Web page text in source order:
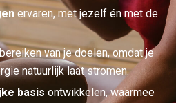
ervaren, met jezelf én met de
van je doelen, omdat je
natuurlijk laat stromen.
basis ontwikkelen, waarmee